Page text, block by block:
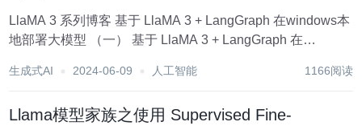
LlaMA 3 系列博客 基于 LlaMA 3 + LangGraph 在windows本
地部署大模型 （一） 基于 LlaMA 3 + LangGraph 在
在w...
生成式AI 2024-06-09 人工智能 1166阅读
Llama模型家族之使用 Supervised Fine-